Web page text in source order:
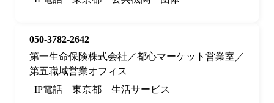
050-3782-2642
第一生命保険株式会社／都心マーケット営業室／
第五職域営業オフィス
IP電話
東京都 生活サービス